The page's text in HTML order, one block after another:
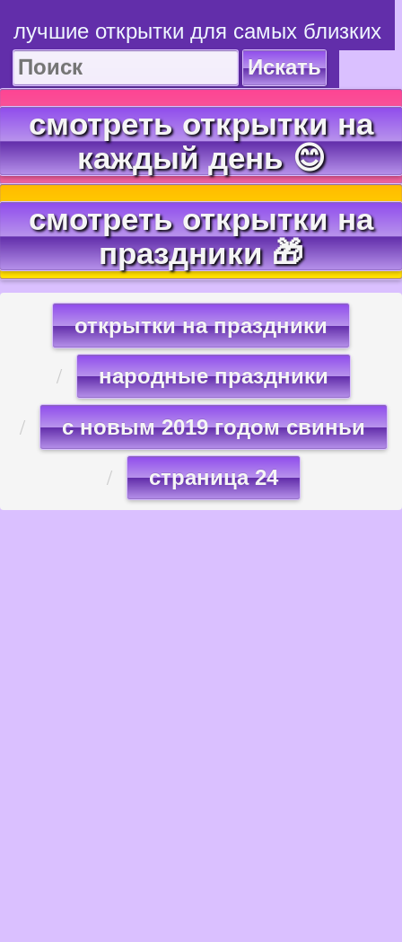
лучшие открытки для самых близких
Искать
смотреть открытки на
каждый день 😊
смотреть открытки на
праздники 🎁
открытки на праздники
народные праздники
с новым 2019 годом свиньи
страница 24